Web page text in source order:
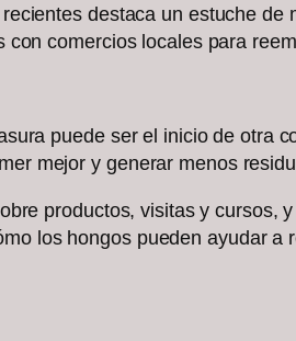
destaca un estuche
comercios locales para
puede ser el inicio de otra
mejor y generar menos
productos, visitas y cursos,
los hongos pueden ayudar